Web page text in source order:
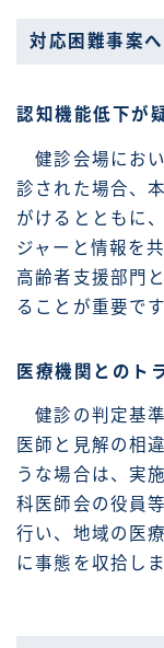
対応困難事案
認知機能低下が
健診会場にお
診された場合、
がけるとともに
ジャーと情報を
高齢者支援部門
ることが重要です
医療機関とのト
健診の判定基
医師と見解の相
うな場合は、実
科医師会の役員
行い、地域の医
に事態を収拾しま